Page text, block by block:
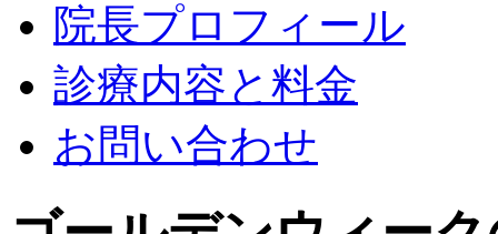
院長プロフィール
診療内容と料金
お問い合わせ